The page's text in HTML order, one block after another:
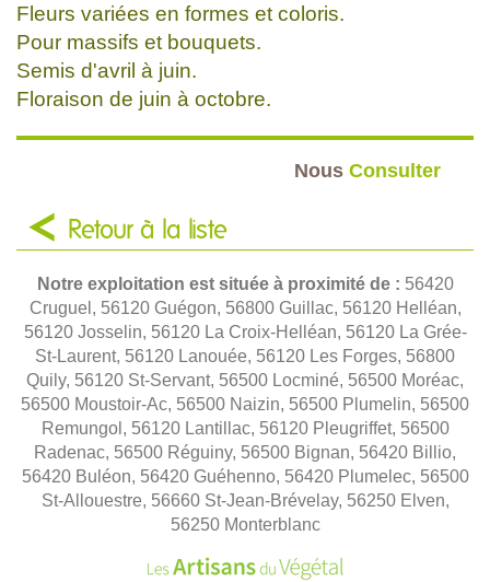
Fleurs variées en formes et coloris.
Pour massifs et bouquets.
Semis d'avril à juin.
Floraison de juin à octobre.
Nous Consulter
Retour à la liste
Notre exploitation est située à proximité de : 56420
Cruguel, 56120 Guégon, 56800 Guillac, 56120 Helléan,
56120 Josselin, 56120 La Croix-Helléan, 56120 La Grée-
St-Laurent, 56120 Lanouée, 56120 Les Forges, 56800
Quily, 56120 St-Servant, 56500 Locminé, 56500 Moréac,
56500 Moustoir-Ac, 56500 Naizin, 56500 Plumelin, 56500
Remungol, 56120 Lantillac, 56120 Pleugriffet, 56500
Radenac, 56500 Réguiny, 56500 Bignan, 56420 Billio,
56420 Buléon, 56420 Guéhenno, 56420 Plumelec, 56500
St-Allouestre, 56660 St-Jean-Brévelay, 56250 Elven,
56250 Monterblanc